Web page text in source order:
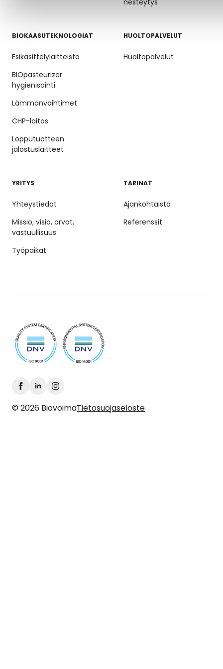
BIOKAASUTEKNOLOGIAT
Esikäsittelylaitteisto
BIOpasteurizer
hygienisointi
Lämmönvaihtimet
CHP-laitos
Lopputuotteen
jalostuslaitteet
HUOLTOPALVELUT
Huoltopalvelut
YRITYS
Yhteystiedot
Missio, visio, arvot,
vastuullisuus
Työpaikat
TARINAT
Ajankohtaista
Referenssit
© 2026 BiovoimaTietosuojaseloste